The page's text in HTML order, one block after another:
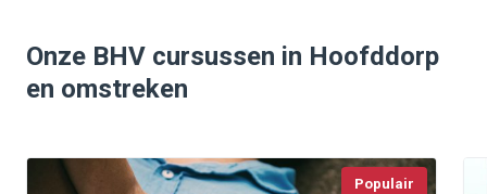
Onze BHV cursussen in Hoofddorp
en omstreken
Populair